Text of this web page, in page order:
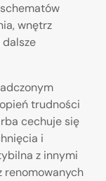
wnętrz
trudności
cechuje się
i
z innymi
renomowanych